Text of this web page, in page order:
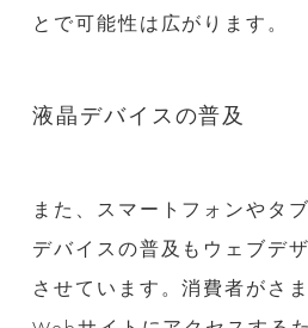
とで可能性は広がります。
液晶デバイスの普及
また、スマートフォンやタ
デバイスの普及もウェブデ
させています。消費者がさ